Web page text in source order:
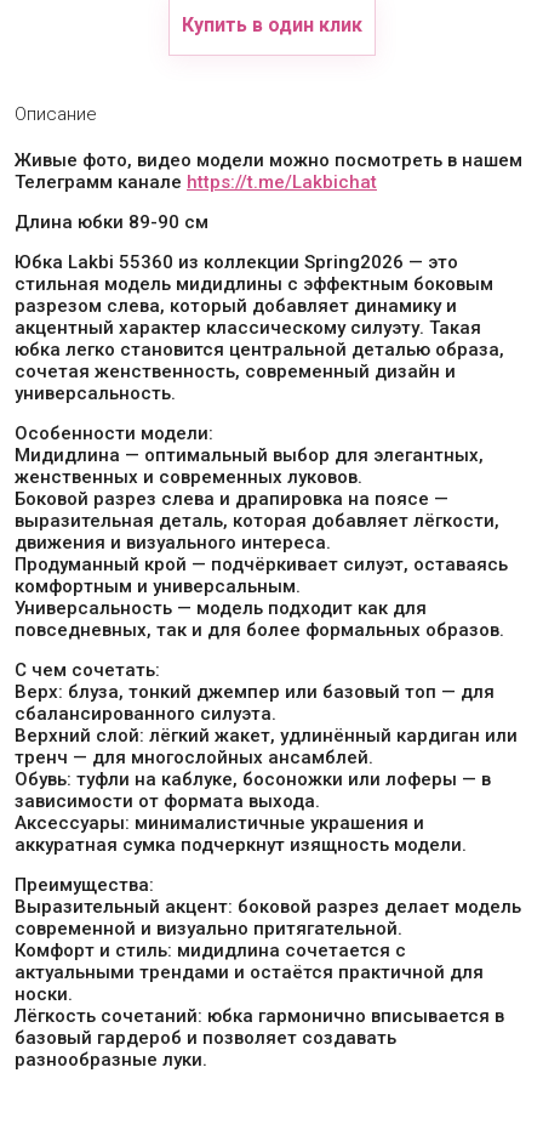
Купить в один клик
Описание
Живые фото, видео модели можно посмотреть в нашем
Телеграмм канале https://t.me/Lakbichat
Длина юбки 89-90 см
Юбка Lakbi 55360 из коллекции Spring2026 — это
стильная модель мидидлины с эффектным боковым
разрезом слева, который добавляет динамику и
акцентный характер классическому силуэту. Такая
юбка легко становится центральной деталью образа,
сочетая женственность, современный дизайн и
универсальность.
Особенности модели:
Мидидлина — оптимальный выбор для элегантных,
женственных и современных луковов.
Боковой разрез слева и драпировка на поясе —
выразительная деталь, которая добавляет лёгкости,
движения и визуального интереса.
Продуманный крой — подчёркивает силуэт, оставаясь
комфортным и универсальным.
Универсальность — модель подходит как для
повседневных, так и для более формальных образов.
С чем сочетать:
Верх: блуза, тонкий джемпер или базовый топ — для
сбалансированного силуэта.
Верхний слой: лёгкий жакет, удлинённый кардиган или
тренч — для многослойных ансамблей.
Обувь: туфли на каблуке, босоножки или лоферы — в
зависимости от формата выхода.
Аксессуары: минималистичные украшения и
аккуратная сумка подчеркнут изящность модели.
Преимущества:
Выразительный акцент: боковой разрез делает модель
современной и визуально притягательной.
Комфорт и стиль: мидидлина сочетается с
актуальными трендами и остаётся практичной для
носки.
Лёгкость сочетаний: юбка гармонично вписывается в
базовый гардероб и позволяет создавать
разнообразные луки.